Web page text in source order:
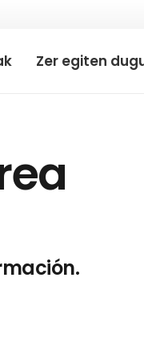
Zer egiten